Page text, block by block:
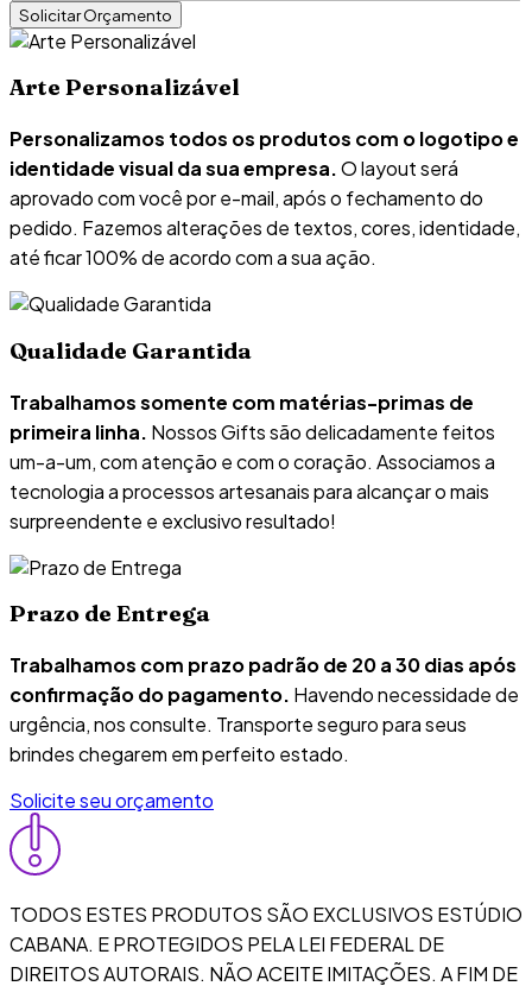
Arte Personalizável
Personalizamos todos os produtos com o logotipo e
identidade visual da sua empresa.O layout será
aprovado com você por e-mail, após o fechamento do
pedido. Fazemos alterações de textos, cores, identidade,
até ficar 100% de acordo com a sua ação.
Qualidade Garantida
Trabalhamos somente com matérias-primas de
primeira linha. Nossos Gifts são delicadamente feitos
um-a-um, com atenção e com o coração. Associamos a
tecnologia a processos artesanais para alcançar o mais
surpreendente e exclusivo resultado!
Prazo de Entrega
Trabalhamos com prazo padrão de 20 a 30 dias após
confirmação do pagamento. Havendo necessidade de
urgência, nos consulte. Transporte seguro para seus
brindes chegarem em perfeito estado.
Solicite seu orçamento
TODOS ESTES PRODUTOS SÃO EXCLUSIVOS ESTÚDIO
CABANA. E PROTEGIDOS PELA LEI FEDERAL DE
DIREITOS AUTORAIS. NÃO ACEITE IMITAÇÕES. A FIM DE